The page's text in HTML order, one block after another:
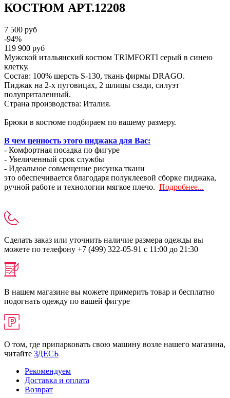
КОСТЮМ АРТ.12208
7 500 руб
-94%
119 900 руб
Мужской итальянский костюм TRIMFORTI серый в синею
клетку.
Состав: 100% шерсть S-130, ткань фирмы DRAGO.
Пиджак на 2-х пуговицах, 2 шлицы сзади, силуэт
полуприталенный.
Страна производства: Италия.
Брюки в костюме подбираем по вашему размеру.
В чем ценность этого пиджака для Вас:
- Комфортная посадка по фигуре
- Увеличенный срок службы
- Идеальное совмещение рисунка ткани
это обеспечивается благодаря полуклеевой сборке пиджака,
ручной работе и технологии мягкое плечо. Подробнее...
Сделать заказ или уточнить наличие размера одежды вы
можете по телефону +7 (499) 322-05-91 с 11:00 до 21:30
В нашем магазине вы можете примерить товар и бесплатно
подогнать одежду по вашей фигуре
О том, где припарковать свою машину возле нашего магазина,
читайте ЗДЕСЬ
Рекомендуем
Доставка и оплата
Возврат